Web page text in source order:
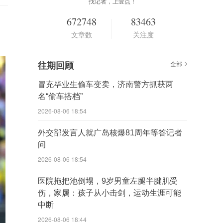
找记者，上壹点！
672748
文章数
83463
关注度
往期回顾 全部
冒充毕业生偷车变卖，济南警方抓获两
名“偷车搭档”
2026-08-06 18:54
外交部发言人就广岛核爆81周年等答记者
问
2026-08-06 18:54
医院拖把池倒塌，9岁男童左腿半腱肌受
伤，家属：孩子从小击剑，运动生涯可能
中断
2026-08-06 18:44